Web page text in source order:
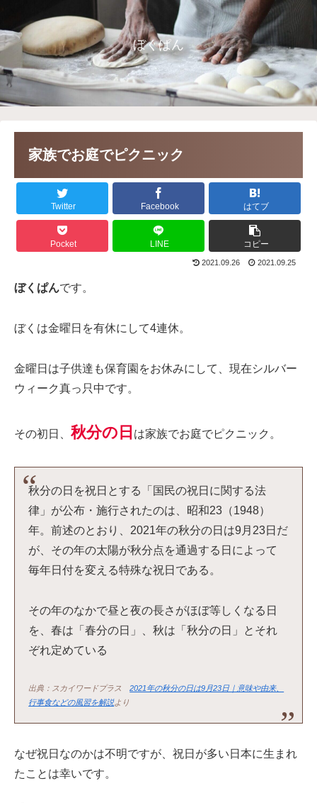
ぼくぱん
家族でお庭でピクニック
Twitter Facebook はてブ
Pocket LINE コピー
2021.09.26 2021.09.25
ぼくぱんです。
ぼくは金曜日を有休にして4連休。
金曜日は子供達も保育園をお休みにして、現在シルバー
ウィーク真っ只中です。
その初日、 秋分の日 は家族でお庭でピクニック。
秋分の日を祝日とする「国民の祝日に関する法
律」が公布・施行されたのは、昭和23（1948）
年。前述のとおり、2021年の秋分の日は9月23日だ
が、その年の太陽が秋分点を通過する日によって
毎年日付を変える特殊な祝日である。
その年のなかで昼と夜の長さがほぼ等しくなる日
を、春は「春分の日」、秋は「秋分の日」とそれ
ぞれ定めている
出典：スカイワードプラス2021年の秋分の日は9月23日｜意味や由来、
行事食などの風習を解説より
なぜ祝日なのかは不明ですが、祝日が多い日本に生まれ
たことは幸いです。